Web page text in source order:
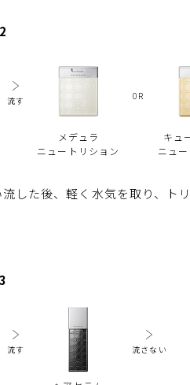
流す
メデュラ
ニュートリション
OR
キュ
ニュ
した後、軽く水気を取り、ト
流す 流さない